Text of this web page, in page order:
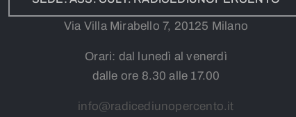
Via Villa Mirabello 7, 20125 Milano
Orari: dal lunedì al venerdì
dalle ore 8.30 alle 17.00
info@radicediunopercento.it